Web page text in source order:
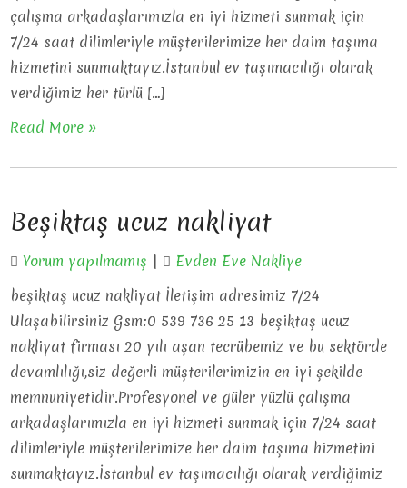
çalışma arkadaşlarımızla en iyi hizmeti sunmak için
7/24 saat dilimleriyle müşterilerimize her daim taşıma
hizmetini sunmaktayız.İstanbul ev taşımacılığı olarak
verdiğimiz her türlü […]
Read More »
Beşiktaş ucuz nakliyat
Yorum yapılmamış |
Evden Eve Nakliye
beşiktaş ucuz nakliyat İletişim adresimiz 7/24
Ulaşabilirsiniz Gsm:0 539 736 25 13 beşiktaş ucuz
nakliyat firması 20 yılı aşan tecrübemiz ve bu sektörde
devamlılığı,siz değerli müşterilerimizin en iyi şekilde
memnuniyetidir.Profesyonel ve güler yüzlü çalışma
arkadaşlarımızla en iyi hizmeti sunmak için 7/24 saat
dilimleriyle müşterilerimize her daim taşıma hizmetini
sunmaktayız.İstanbul ev taşımacılığı olarak verdiğimiz